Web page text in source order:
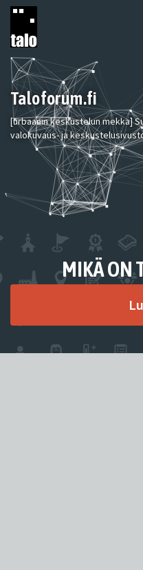
Taloforum.fi
[urbaanin keskustelun mekka]
valokuvaus- ja
MIKÄ ON